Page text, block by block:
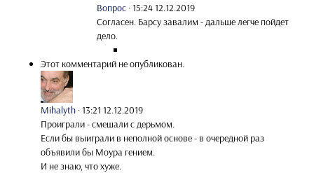
Вопрос ·15:24 12.12.2019
Согласен. Барсу завалим - дальше легче пойдет
дело.
Этот комментарий не опубликован.
Mihalyth ·13:21 12.12.2019
Проиграли - смешали с дерьмом.
Если бы выиграли в неполной основе - в очередной раз
объявили бы Моура гением.
И не знаю, что хуже.